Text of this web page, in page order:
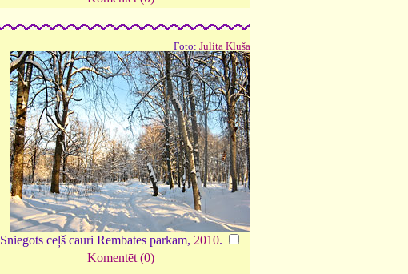
Foto: Julita Kluša
Sniegots ceļš cauri Rembates parkam, 2010.
Komentēt (0)